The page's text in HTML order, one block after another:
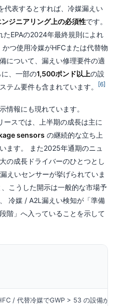
代表するとすれば、冷媒漏えい
ジニアリング上の必須性です。
EPAの2024年最終規則によれ
かつ使用冷媒がHFCまたは代替物
について、漏えい修理要件の適
、一部の1,500ポンド以上の設
テム要件も含まれています。
[6]
情報にも現れています。
スでは、上半期の成長は主に
sensors の継続的な立ち上
ます。 また2025年通期のニュ
の成長ドライバーのひとつとし
えいセンサーが挙げられていま
こうした開示は一般的な市場予
冷媒 / A2L漏えい検知が「準備
階」へ入っていることを示して
/ 代替冷媒でGWP > 53 の設備が